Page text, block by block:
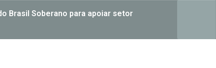
Brasil Soberano para apoiar setor